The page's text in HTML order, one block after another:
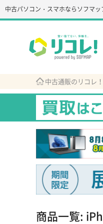
中古パソコン・スマホならソフマッ
中古通販のリコレ！
商品一覧: